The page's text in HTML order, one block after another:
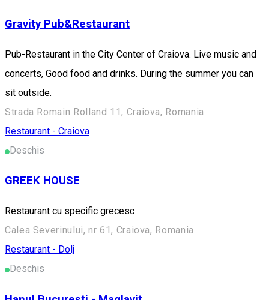
Gravity Pub&Restaurant
Pub-Restaurant in the City Center of Craiova. Live music and
concerts, Good food and drinks. During the summer you can
sit outside.
Strada Romain Rolland 11, Craiova, Romania
Restaurant - Craiova
Deschis
GREEK HOUSE
Restaurant cu specific grecesc
Calea Severinului, nr 61, Craiova, Romania
Restaurant - Dolj
Deschis